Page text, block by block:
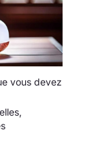
vous devez
,